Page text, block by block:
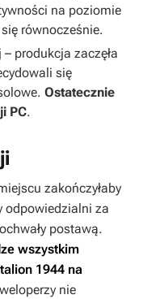
na poziomie
równocześnie.
produkcja zaczęła
się
Ostatecznie
PC.
zakończyłaby
odpowiedzialni za
postawą.
wszystkim
1944 na
nie